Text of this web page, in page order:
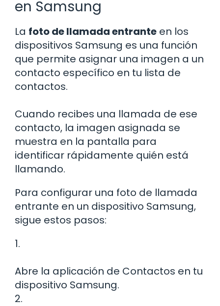
en Samsung
La foto de llamada entrante en los
dispositivos Samsung es una función
que permite asignar una imagen a un
contacto específico en tu lista de
contactos.
Cuando recibes una llamada de ese
contacto, la imagen asignada se
muestra en la pantalla para
identificar rápidamente quién está
llamando.
Para configurar una foto de llamada
entrante en un dispositivo Samsung,
sigue estos pasos:
1.
Abre la aplicación de Contactos en tu
dispositivo Samsung.
2.